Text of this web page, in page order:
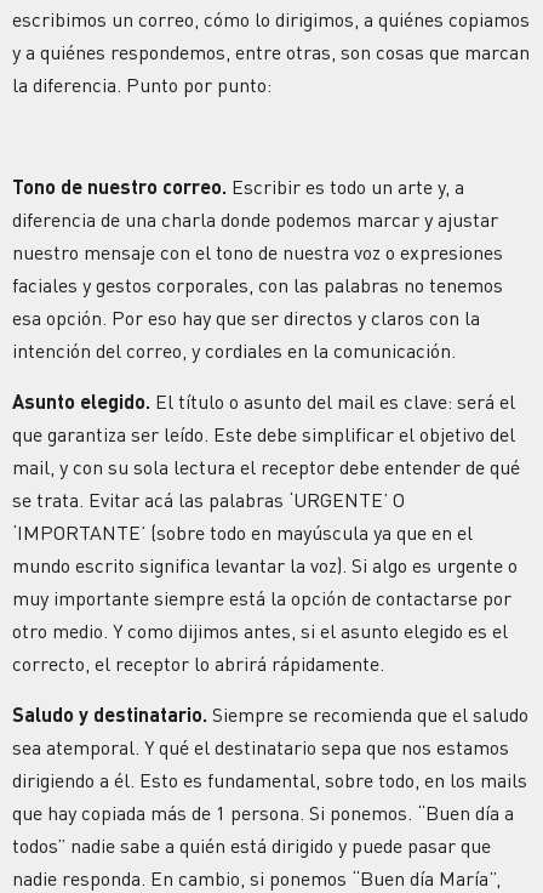
escribimos un correo, cómo lo dirigimos, a quiénes copiamos
y a quiénes respondemos, entre otras, son cosas que marcan
la diferencia. Punto por punto:
Tono de nuestro correo. Escribir es todo un arte y, a
diferencia de una charla donde podemos marcar y ajustar
nuestro mensaje con el tono de nuestra voz o expresiones
faciales y gestos corporales, con las palabras no tenemos
esa opción. Por eso hay que ser directos y claros con la
intención del correo, y cordiales en la comunicación.
Asunto elegido. El título o asunto del mail es clave: será el
que garantiza ser leído. Este debe simplificar el objetivo del
mail, y con su sola lectura el receptor debe entender de qué
se trata. Evitar acá las palabras ‘URGENTE’ O
‘IMPORTANTE’ (sobre todo en mayúscula ya que en el
mundo escrito significa levantar la voz). Si algo es urgente o
muy importante siempre está la opción de contactarse por
otro medio. Y como dijimos antes, si el asunto elegido es el
correcto, el receptor lo abrirá rápidamente.
Saludo y destinatario. Siempre se recomienda que el saludo
sea atemporal. Y qué el destinatario sepa que nos estamos
dirigiendo a él. Esto es fundamental, sobre todo, en los mails
que hay copiada más de 1 persona. Si ponemos. “Buen día a
todos” nadie sabe a quién está dirigido y puede pasar que
nadie responda. En cambio, si ponemos “Buen día María”,